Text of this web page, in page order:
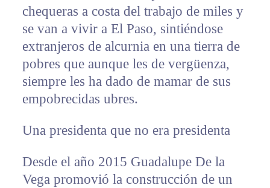
chequeras a costa del trabajo de miles y
se van a vivir a El Paso, sintiéndose
extranjeros de alcurnia en una tierra de
pobres que aunque les de vergüenza,
siempre les ha dado de mamar de sus
empobrecidas ubres.
Una presidenta que no era presidenta
Desde el año 2015 Guadalupe De la
Vega promovió la construcción de un